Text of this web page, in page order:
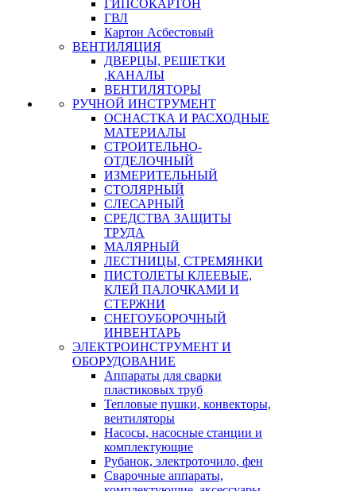
ГИПСОКАРТОН
ГВЛ
Картон Асбестовый
ВЕНТИЛЯЦИЯ
ДВЕРЦЫ, РЕШЕТКИ
,КАНАЛЫ
ВЕНТИЛЯТОРЫ
РУЧНОЙ ИНСТРУМЕНТ
ОСНАСТКА И РАСХОДНЫЕ
МАТЕРИАЛЫ
СТРОИТЕЛЬНО-
ОТДЕЛОЧНЫЙ
ИЗМЕРИТЕЛЬНЫЙ
СТОЛЯРНЫЙ
СЛЕСАРНЫЙ
СРЕДСТВА ЗАЩИТЫ
ТРУДА
МАЛЯРНЫЙ
ЛЕСТНИЦЫ, СТРЕМЯНКИ
ПИСТОЛЕТЫ КЛЕЕВЫЕ,
КЛЕЙ ПАЛОЧКАМИ И
СТЕРЖНИ
СНЕГОУБОРОЧНЫЙ
ИНВЕНТАРЬ
ЭЛЕКТРОИНСТРУМЕНТ И
ОБОРУДОВАНИЕ
Аппараты для сварки
пластиковых труб
Тепловые пушки, конвекторы,
вентиляторы
Насосы, насосные станции и
комплектующие
Рубанок, электроточило, фен
Сварочные аппараты,